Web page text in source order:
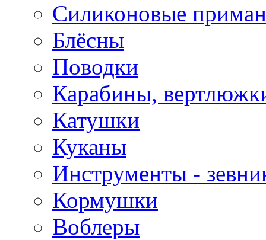
Силиконовые
Блёсны
Поводки
Карабины,
Катушки
Куканы
Инструменты -
Кормушки
Воблеры